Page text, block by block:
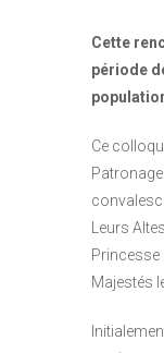
Cette
période
Ce
Patronage
Leurs
Princesse
Majestés